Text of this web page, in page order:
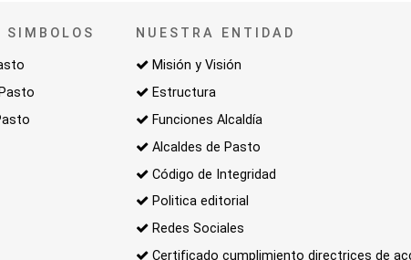
SIMBOLOS NUESTRA ENTIDAD
Misión y Visión
Estructura
Funciones Alcaldía
Alcaldes de Pasto
Código de Integridad
Politica editorial
Redes Sociales
Certificado cumplimiento directrices de